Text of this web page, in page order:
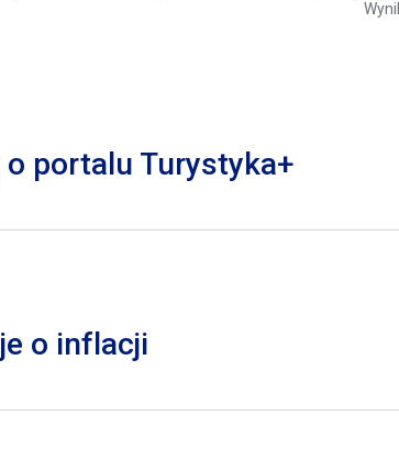
portalu Turystyka+
o inflacji